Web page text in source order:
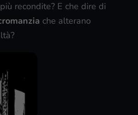
recondite? E che dire di
che alterano